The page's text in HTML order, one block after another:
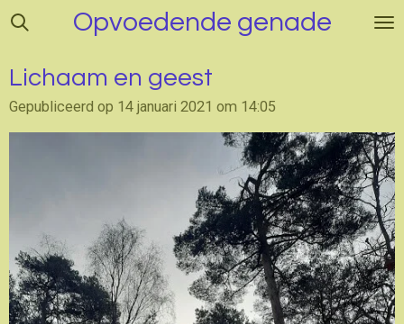
Ga
de
hoofdinhoud
Opvoedende genade
Lichaam en geest
Gepubliceerd op 14 januari 2021 om 14:05